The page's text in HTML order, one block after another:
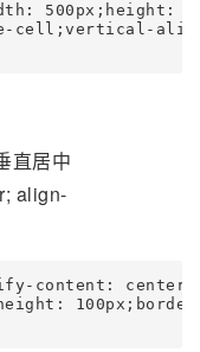
500px;height:
直居中
align-
content: center;